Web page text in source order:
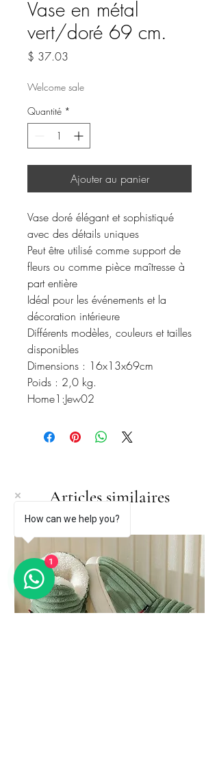
Vase en métal
vert/doré 69 cm.
$ 37.03
Welcome sale
Quantité *
Ajouter au panier
Vase doré élégant et sophistiqué
avec des détails uniques
Peut être utilisé comme support de
fleurs ou comme pièce maîtresse à
part entière
Idéal pour les événements et la
décoration intérieure
Différents modèles, couleurs et tailles
disponibles
Dimensions : 16x13x69cm
Poids : 2,0 kg.
Home1:Jew02
Articles similaires
How can we help you?
1